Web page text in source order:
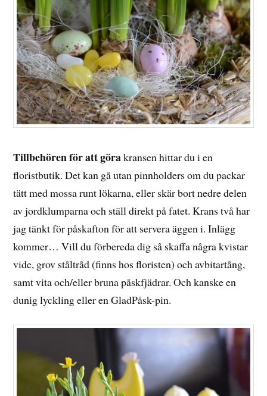
Tillbehören för att görakransen hittar du i en
floristbutik. Det kan gå utan pinnholders om du packar
tätt med mossa runt lökarna, eller skär bort nedre delen
av jordklumparna och ställ direkt på fatet. Krans två har
jag tänkt för påskafton för att servera äggen i. Inlägg
kommer… Vill du förbereda dig så skaffa några kvistar
vide, grov ståltråd (finns hos floristen) och avbitartång,
samt vita och/eller bruna påskfjädrar. Och kanske en
dunig lyckling eller en GladPåsk-pin.